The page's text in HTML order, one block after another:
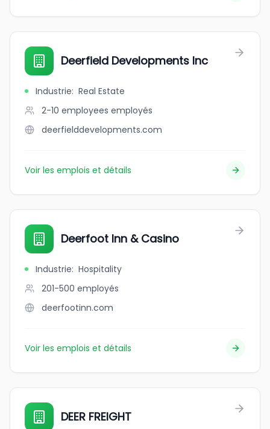
Deerfield Developments Inc
Industrie: Real Estate
2-10 employees employés
deerfielddevelopments.com
Voir les emplois et détails
Deerfoot Inn & Casino
Industrie: Hospitality
201-500 employés
deerfootinn.com
Voir les emplois et détails
DEER FREIGHT